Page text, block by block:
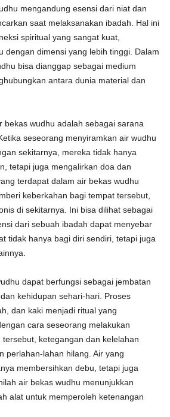
mengandung esensi dari niat dan
saat melaksanakan ibadah. Hal ini
spiritual yang sangat kuat,
dengan dimensi yang lebih tinggi. Dalam
bisa dianggap sebagai medium
antara dunia material dan
bekas wudhu adalah sebagai sarana
seseorang menyiramkan air wudhu
sekitarnya, mereka tidak hanya
tetapi juga mengalirkan doa dan
terdapat dalam air bekas wudhu
keberkahan bagi tempat tersebut,
di sekitarnya. Ini bisa dilihat sebagai
dari sebuah ibadah dapat menyebar
tidak hanya bagi diri sendiri, tetapi juga
dapat berfungsi sebagai jembatan
kehidupan sehari-hari. Proses
dan kaki menjadi ritual yang
cara seseorang melakukan
ketegangan dan kelelahan
perlahan-lahan hilang. Air yang
membersihkan debu, tetapi juga
air bekas wudhu menunjukkan
alat untuk memperoleh ketenangan